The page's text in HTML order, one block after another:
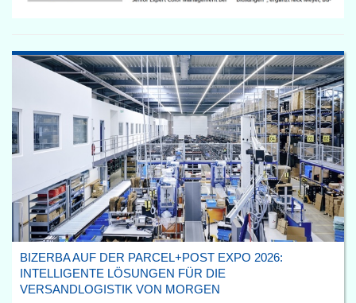
BIZERBA AUF DER PARCEL+POST EXPO 2026:
INTELLIGENTE LÖSUNGEN FÜR DIE
VERSANDLOGISTIK VON MORGEN